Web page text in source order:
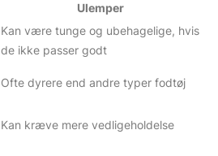
Ulemper
Kan være tunge og ubehagelige, hvis
de ikke passer godt
Ofte dyrere end andre typer fodtøj
Kan kræve mere vedligeholdelse